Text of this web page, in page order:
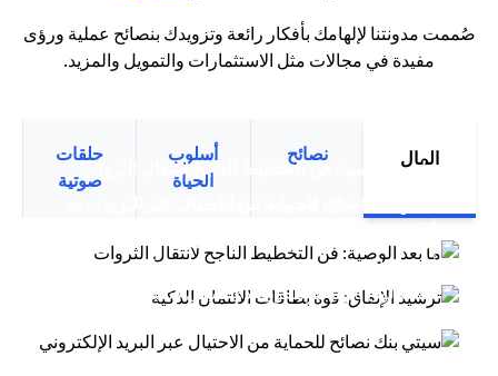
صُممت مدونتنا لإلهامك بأفكار رائعة وتزويدك بنصائح عملية ورؤى
مفيدة في مجالات مثل الاستثمارات والتمويل والمزيد.
المال نصائح
أسلوب
الحياة
حلقات
صوتية
ما بعد الوصية: فن التخطيط الناجح لانتقال الثروات (opens in a new tab)
التخطيط لانتقال الثروات التخطيط لانتقال الثروات هو
ترشيد الإنفاق: قوة بطاقات الائتمان الذكية
سيتي بنك نصائح للحماية من الاحتيال عبر البريد
أسلوب الاحتيال عبر البريد الإلكتروني يتظاهر
المحتالون بأنهم موظفون لدى سيتي وسيخبرونك أنه